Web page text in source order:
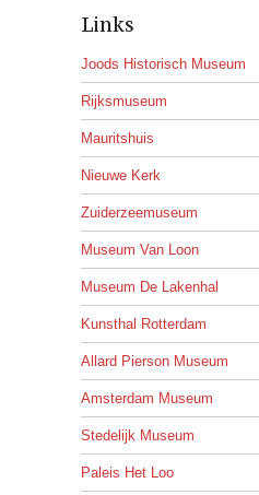
Links
Joods Historisch Museum
Rijksmuseum
Mauritshuis
Nieuwe Kerk
Zuiderzeemuseum
Museum Van Loon
Museum De Lakenhal
Kunsthal Rotterdam
Allard Pierson Museum
Amsterdam Museum
Stedelijk Museum
Paleis Het Loo